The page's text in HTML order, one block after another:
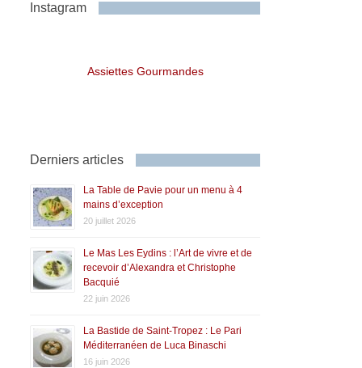
Instagram
Assiettes Gourmandes
Derniers articles
La Table de Pavie pour un menu à 4
mains d’exception
20 juillet 2026
Le Mas Les Eydins : l’Art de vivre et de
recevoir d’Alexandra et Christophe
Bacquié
22 juin 2026
La Bastide de Saint-Tropez : Le Pari
Méditerranéen de Luca Binaschi
16 juin 2026